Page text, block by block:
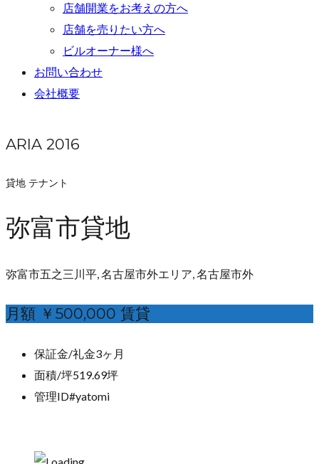
店舗開業をお考えの方へ
店舗を売りたい方へ
ビルオーナー様へ
お問い合わせ
会社概要
ARIA 2016
貸地 テナント
弥富市貸地
弥富市五之三川平, 名古屋市外エリア, 名古屋市外
月額 ￥500,000 賃貸
保証金/礼金3ヶ月
面積/坪519.69坪
管理ID#yatomi